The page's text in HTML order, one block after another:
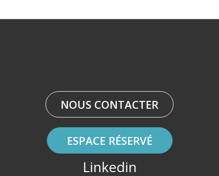
NOUS CONTACTER
ESPACE RÉSERVÉ
Linkedin